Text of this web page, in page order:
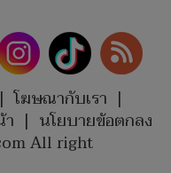
| โฆษณากับเรา |
| นโยบายข้อตกลง
All right